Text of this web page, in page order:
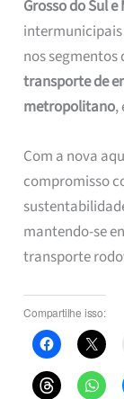
Grosso do Sul e
nos segmentos
transporte de
metropolitano,
Com a nova
compromisso
mantendo-se
transporte
Compartilhe isso: